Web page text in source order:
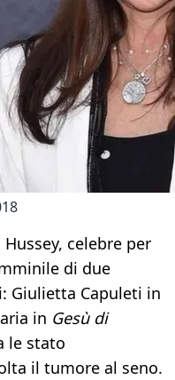
celebre per
di due
Giulietta Capuleti in
in Gesù di
le stato
il tumore al seno.